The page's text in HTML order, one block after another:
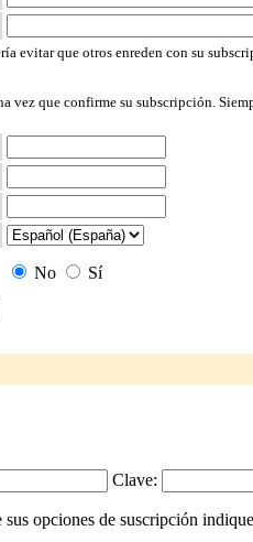
evitar que otros enreden con su
vez que confirme su subscripción.
No Sí
Clave:
opciones de suscripción